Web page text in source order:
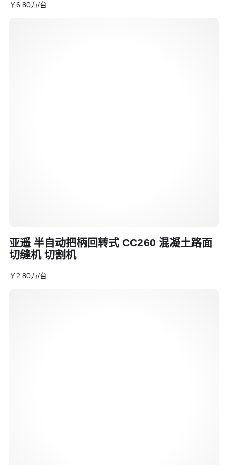
￥6.80万/台
亚遥 半自动把柄回转式 CC260 混凝土路面
切缝机 切割机
￥ 2 .80万/台